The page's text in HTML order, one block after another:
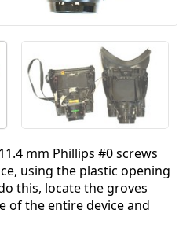
mm Phillips #0 screws
using the plastic opening
this, locate the groves
of the entire device and